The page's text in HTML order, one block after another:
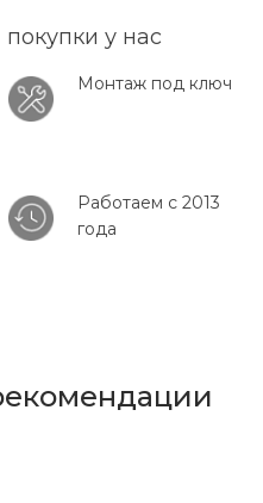
у нас
Монтаж под ключ
Работаем с 2013
года